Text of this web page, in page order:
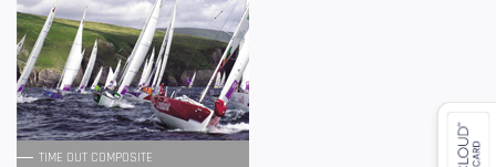
TIME OUT COMPOSITE